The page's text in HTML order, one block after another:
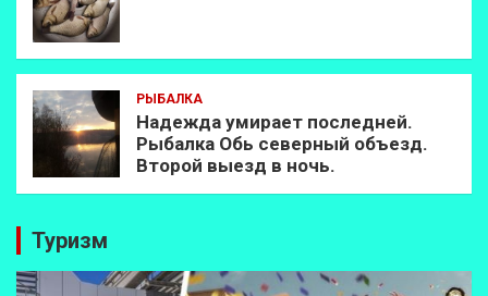
РЫБАЛКА
Надежда умирает последней.
Рыбалка Обь северный объезд.
Второй выезд в ночь.
Туризм